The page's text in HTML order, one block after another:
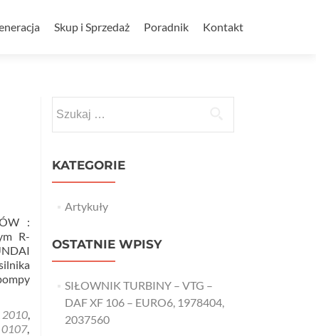
Skup i Sprzedaż Poradnik Kontakt
:
R-
2010,
,
KATEGORIE
Artykuły
OSTATNIE WPISY
SIŁOWNIK TURBINY – VTG –
DAF XF 106 – EURO6, 1978404,
2037560